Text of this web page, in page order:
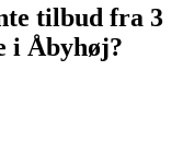
tilbud fra 3
i Åbyhøj?